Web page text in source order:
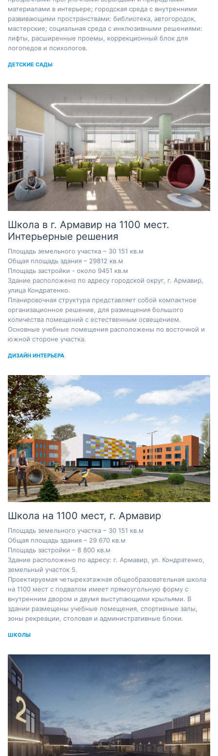
материалами в интерьере; городская среда с внутренними
развивающими пространствами: библиотека, автогородок,
мастерские; социальная среда с инклюзивными решениями:
лифты, расширенные проемы, коррекционный блок для
логопедов и психологов.
ДЕТСКИЕ САДЫ
Школа в г. Армавир на 1100 мест.
Интерьерные решения
Площадь земельного участка – 30 151 кв.м
Общая площадь здания – 29812 кв.м
Площадь застройки - около 9451 кв.м
Здание расположено по адресу городской округ, г. Армавир,
улица Кондратенко.
Планировочная структура представляет собой компактное
организационное решение, для размещения большого
количества помещений с естественным освещением.
Основные учебные помещения расположены по восточной и
южной стороне участка.
ДИЗАЙН ИНТЕРЬЕРА
Школа на 1100 мест, г. Армавир
Площадь земельного участка – 30 151 кв.м
Общая площадь здания – 29 670 кв.м
Площадь застройки – 8 800 кв.м
Здание расположено по адресу: г. Армавир, ул. Кондратенко,
земельный участок 5.
Проектируемая четырехэтажная общеобразовательная школа
на 1100 мест с подвалом имеет прямоугольную форму с
внутренним двором и двумя выступающими крыльями. В
здании размещены учебные помещения, спортивные залы,
зоны рекреации, столовая и административные блоки.
ШКОЛЫ